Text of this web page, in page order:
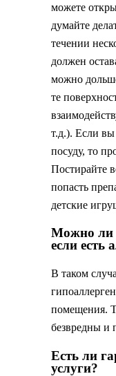
можете
думайте
течении
должен
можно
те
т.д.). Если
посуду, то
Постирайте
попасть
детские
Можно ли
если есть
В таком
помещения.
безвредны и
Есть ли
услуги?